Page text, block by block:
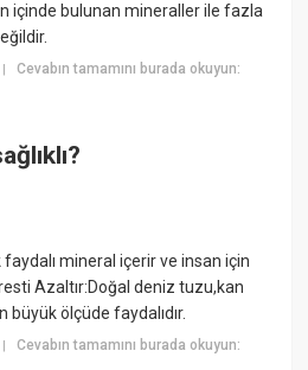
içinde bulunan mineraller ile fazla
|Cevabın tamamını burada okuyun:
mineral içerir ve insan için
Azaltır:Doğal deniz tuzu,kan
büyük ölçüde faydalıdır.
|Cevabın tamamını burada okuyun: